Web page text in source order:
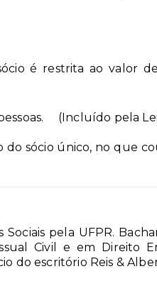
é restrita ao valor
(Incluído pela Lei
sócio único, no que
pela UFPR.
Civil e em Direito
do escritório Reis &